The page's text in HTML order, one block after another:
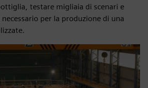
testare migliaia di scenari e
per la produzione di una